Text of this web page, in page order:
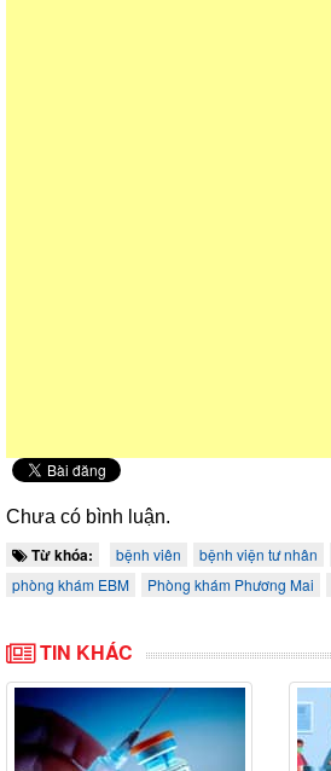
Chưa có bình luận.
Từ khóa: bệnh viên bệnh viện tư nhân
phòng khám EBM
Phòng khám Phương Mai
TIN KHÁC